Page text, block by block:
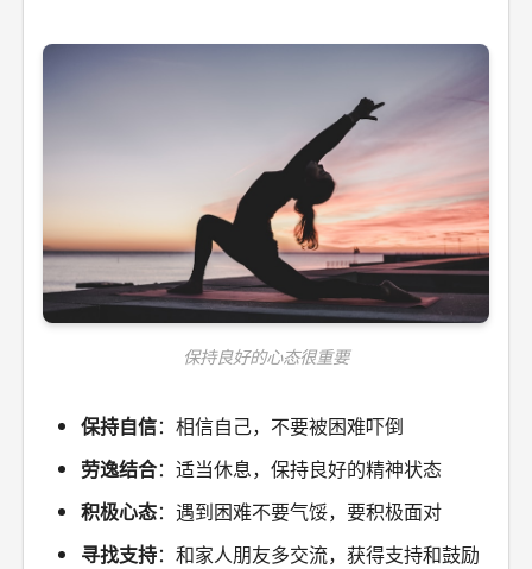
保持良好的心态很重要
保持自信：相信自己，不要被困难吓倒
劳逸结合：适当休息，保持良好的精神状态
积极心态：遇到困难不要气馁，要积极面对
寻找支持：和家人朋友多交流，获得支持和鼓励